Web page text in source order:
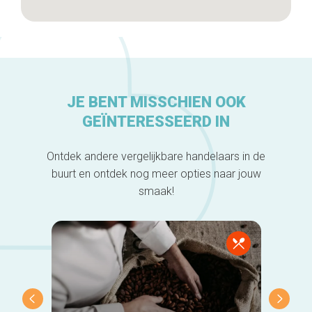
JE BENT MISSCHIEN OOK
GEÏNTERESSEERD IN
Ontdek andere vergelijkbare handelaars in de
buurt en ontdek nog meer opties naar jouw
smaak!